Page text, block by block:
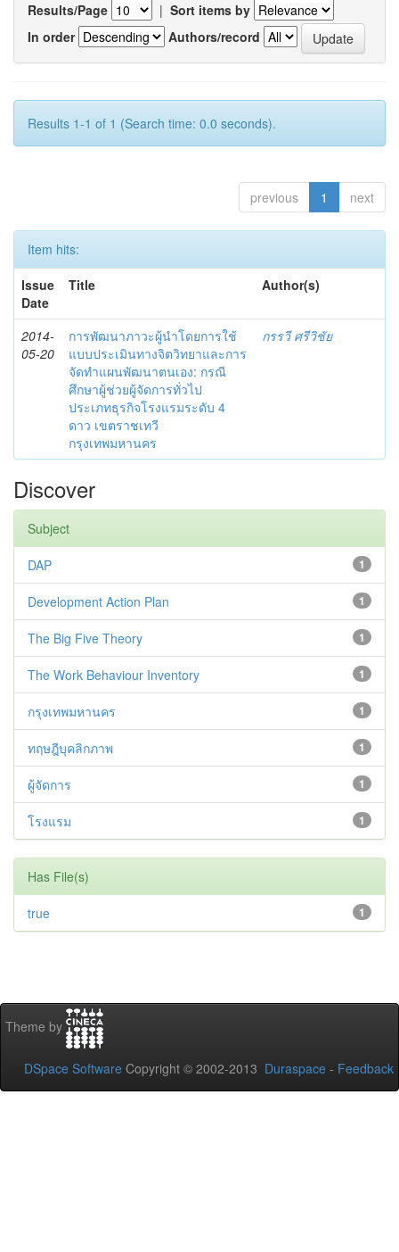
Results/Page | Sort items by
In order
Authors/record
Results 1-1 of 1 (Search time: 0.0 seconds).
previous 1 next
Item hits:
Issue
Date
Title Author(s)
2014-
05-20
การพัฒนาภาวะผู้นำโดยการใช้
แบบประเมินทางจิตวิทยาและการ
จัดทำแผนพัฒนาตนเอง: กรณี
ศึกษาผู้ช่วยผู้จัดการทั่วไป
ประเภทธุรกิจโรงแรมระดับ 4
ดาว เขตราชเทวี
กรุงเทพมหานคร
กรรวี ศรีวิชัย
Discover
Subject
1
DAP
1
Development Action Plan
1
The Big Five Theory
1
The Work Behaviour Inventory
1
กรุงเทพมหานคร
1
ทฤษฎีบุคลิกภาพ
1
ผู้จัดการ
1
โรงแรม
Has File(s)
1
true
Theme by
DSpace Software Copyright © 2002-2013 Duraspace - Feedback